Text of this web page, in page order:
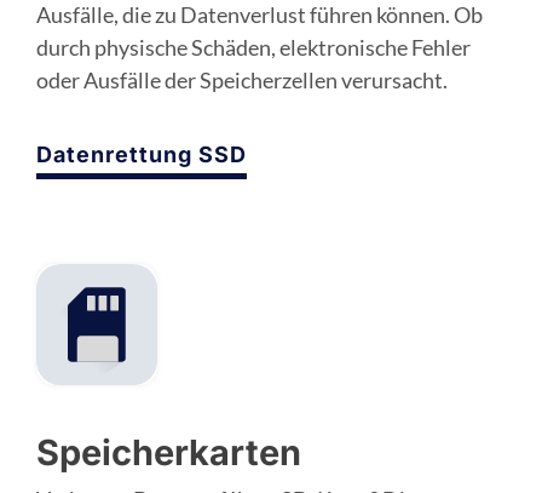
Ausfälle, die zu Datenverlust führen können. Ob
durch physische Schäden, elektronische Fehler
oder Ausfälle der Speicherzellen verursacht.
Datenrettung SSD
Speicherkarten